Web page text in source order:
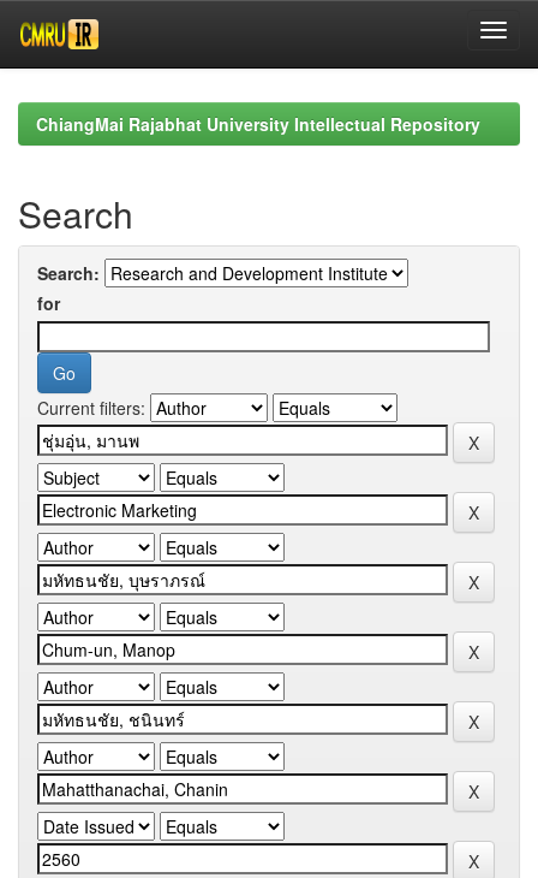
navigationChiangMai Rajabhat University Intellectual Repository
Search
Search:
for
Current filters: